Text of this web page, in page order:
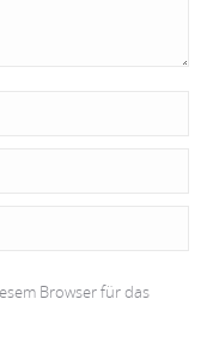
Browser für das